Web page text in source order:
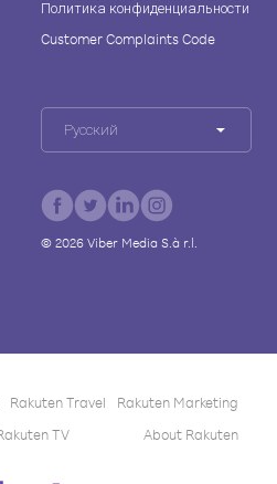
Политика конфиденциальности
Customer Complaints Code
Русский
© 2026Viber Media S.à r.l.
Rakuten Travel
Rakuten Marketing
TV About Rakuten